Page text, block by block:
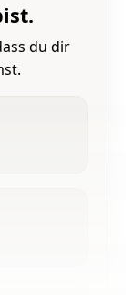
du dir